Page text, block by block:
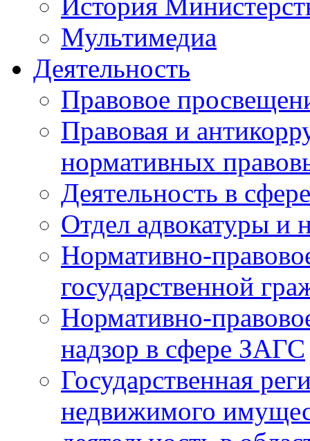
Мультимедиа
Деятельность
Правовое
Правовая и
нормативных
Деятельность в
Отдел адвокатуры и
Нормативно-
государственной
Нормативно-
надзор в сфере ЗАГС
Государственная
недвижимого